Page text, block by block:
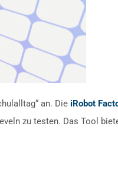
an. Die iRobot
zu testen. Das Tool